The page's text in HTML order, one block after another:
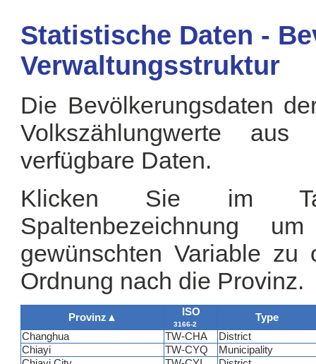
Statistische Daten -
Verwaltungsstruktur
Die Bevölkerungsdaten
Volkszählungwerte
verfügbare Daten.
Klicken Sie im
Spaltenbezeichnung
gewünschten Variable zu
Ordnung nach die Provinz.
Provinz ▲ ISO
3166-2
Type
Changhua
TW-CHA
District
Chiayi
TW-CYQ
Municipality